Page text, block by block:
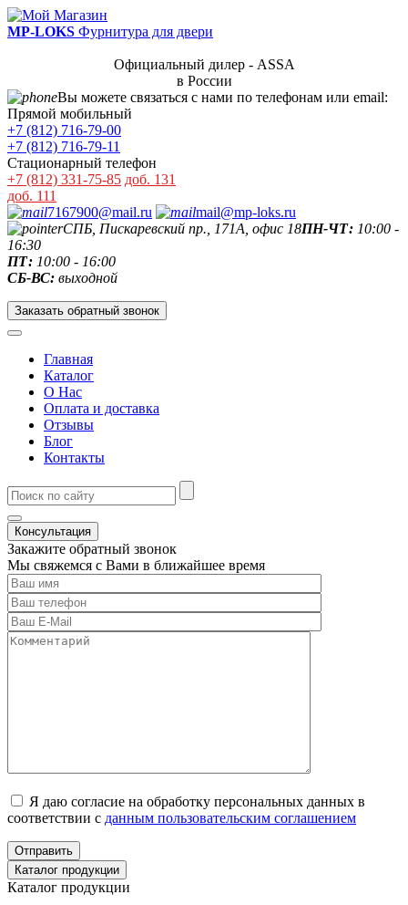
MP-LOKS Фурнитура для двери
Официальный дилер - ASSA
в России
Вы можете связаться с нами по телефонам или email:
Прямой мобильный
+7 (812) 716-79-00
+7 (812) 716-79-11
Стационарный телефон
+7 (812) 331-75-85 доб. 131
доб. 111
7167900@mail.ru
mail@mp-loks.ru
СПБ, Пискаревский пр., 171А, офис 18ПН-ЧТ: 10:00 -
16:30
ПТ: 10:00 - 16:00
СБ-ВС: выходной
Заказать обратный звонок
Главная
Каталог
О Нас
Оплата и доставка
Отзывы
Блог
Контакты
Консультация
Закажите обратный звонок
Мы свяжемся с Вами в ближайшее время
Я даю согласие на обработку персональных данных в
соответствии с данным пользовательским соглашением
Отправить
Каталог продукции
Каталог продукции